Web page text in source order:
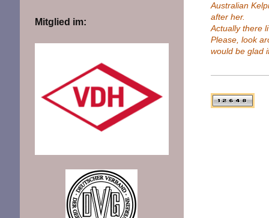
Australian
after her.
Actually there
Please, look
would be glad
Mitglied im: